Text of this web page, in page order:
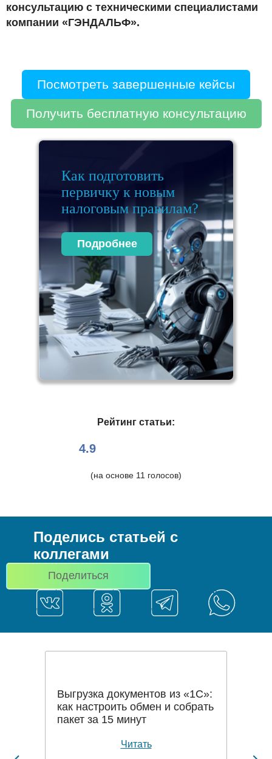
консультацию с техническими специалистами
компании «ГЭНДАЛЬФ».
Посмотреть завершенные кейсы
Получить бесплатную консультацию
Как подготовить
первичку к новым
налоговым правилам?
Подробнее
Рейтинг статьи:
4.9
(на основе 11 голосов)
Поделись статьей с
коллегами
Поделиться
Выгрузка документов из «1С»:
как настроить обмен и собрать
пакет за 15 минут
Читать